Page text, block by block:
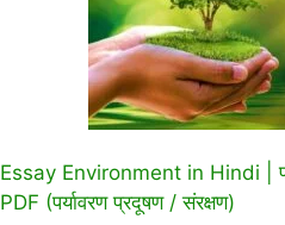
Essay Environment in Hindi |
PDF (पर्यावरण प्रदूषण / संरक्षण)